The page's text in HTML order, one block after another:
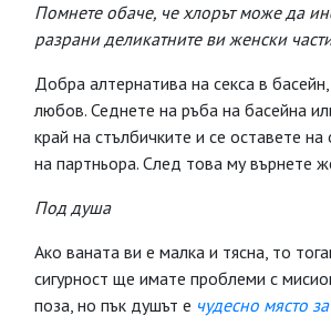
Помнете обаче, че хлорът може да
разрани деликатните ви женски
Добра алтернатива на секса в
любов. Седнете на ръба на басейна
край на стълбичките и се оставете на
на партньора. След това му върнете
Под душа
Ако ваната ви е малка и тясна, то
сигурност ще имате проблеми с
поза, но пък душът е чудесно място